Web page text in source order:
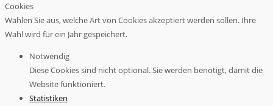
Cookies
Wählen Sie aus, welche Art von Cookies akzeptiert werden sollen. Ihre
Wahl wird für ein Jahr gespeichert.
Notwendig
Diese Cookies sind nicht optional. Sie werden benötigt, damit die
Website funktioniert.
Statistiken